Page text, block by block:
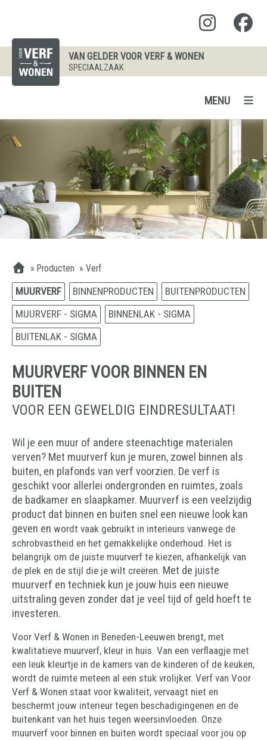
VAN GELDER VOOR VERF & WONEN
SPECIAALZAAK
MENU
» Producten »Verf
MUURVERF BINNENPRODUCTEN
BUITENPRODUCTEN
MUURVERF - SIGMA
BINNENLAK - SIGMA
BUITENLAK - SIGMA
MUURVERF VOOR BINNEN EN
BUITEN
VOOR EEN GEWELDIG EINDRESULTAAT!
Wil je een muur of andere steenachtige materialen
verven? Met muurverf kun je muren, zowel binnen als
buiten, en plafonds van verf voorzien. De verf is
geschikt voor allerlei ondergronden en ruimtes, zoals
de badkamer en slaapkamer. Muurverf is een veelzijdig
product dat binnen en buiten snel een nieuwe look kan
geven en wordt vaak gebruikt in interieurs vanwege de
schrobvastheid en het gemakkelijke onderhoud. Het is
belangrijk om de juiste muurverf te kiezen, afhankelijk van
de plek en de stijl die je wilt creëren. Met de juiste
muurverf en techniek kun je jouw huis een nieuwe
uitstraling geven zonder dat je veel tijd of geld hoeft te
investeren.
Voor Verf & Wonen in Beneden-Leeuwen brengt, met
kwalitatieve muurverf, kleur in huis. Van een verflaagje met
een leuk kleurtje in de kamers van de kinderen of de keuken,
wordt de ruimte meteen al een stuk vrolijker. Verf van Voor
Verf & Wonen staat voor kwaliteit, vervaagt niet en
beschermt jouw interieur tegen beschadigingenen en de
buitenkant van het huis tegen weersinvloeden. Onze
muurverf voor binnen en buiten wordt speciaal voor jou op